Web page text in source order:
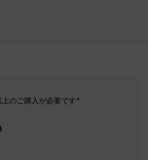
上のご購入が必要です*